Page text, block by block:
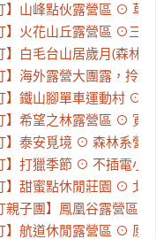
】山峰點伙露營區 ⊙ 草
】火花山丘露營區 ⊙三
】白毛台山居歲月(森林
】海外露營大團露，拎
】鐵山腳單車運動村 ⊙
】希望之林露營區 ⊙ 寬
】泰安覓境 ⊙ 森林系營
】打獵季節 ⊙ 不插電小
】甜蜜點休閒莊園 ⊙ 北
親子團】鳳凰谷露營區
】航道休閒露營區 ⊙ 原